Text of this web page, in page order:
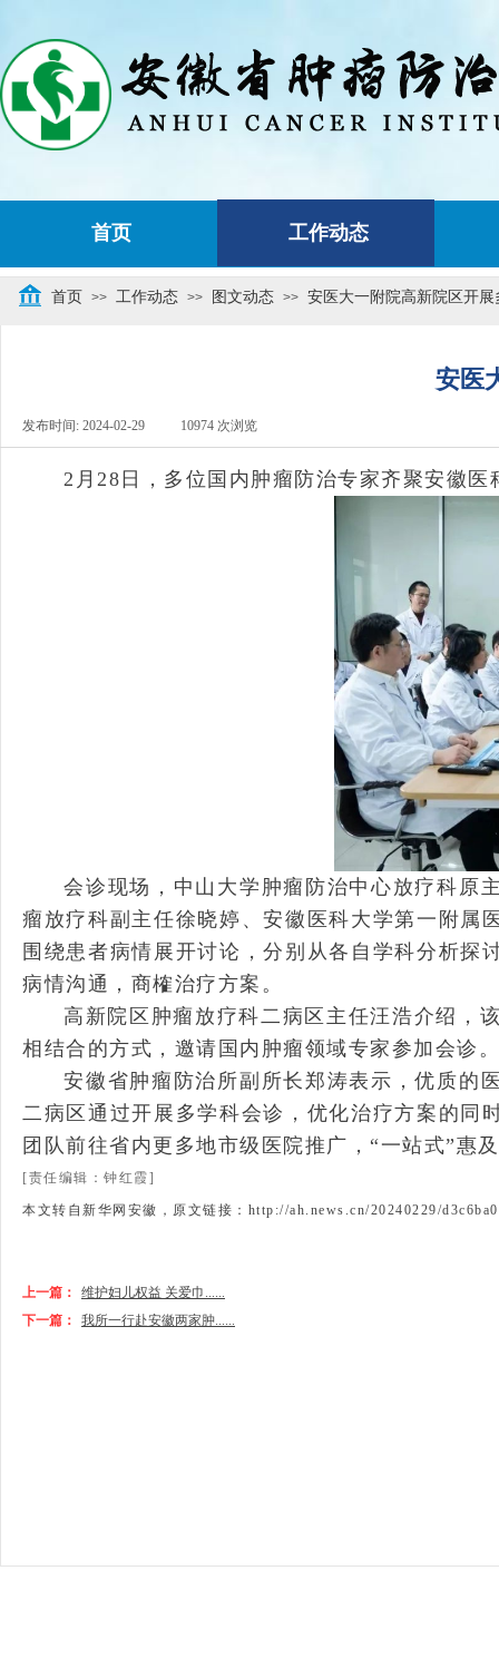
首页 工作动态
首页 >> 工作动态 >> 图文动态 >> 安医大一附院高新院区开
安医
发布时间: 2024-02-29 10974 次浏览
2月28日，多位国内肿瘤防治专家齐聚安徽
会诊现场，中山大学肿瘤防治中心放疗科原
瘤放疗科副主任徐晓婷、安徽医科大学第一附属
围绕患者病情展开讨论，分别从各自学科分析
病情沟通，商榷治疗方案。
高新院区肿瘤放疗科二病区主任汪浩介绍，
相结合的方式，邀请国内肿瘤领域专家参加会诊
安徽省肿瘤防治所副所长郑涛表示，优质的
二病区通过开展多学科会诊，优化治疗方案的同
团队前往省内更多地市级医院推广，“一站式
[责任编辑：钟红霞]
本文转自新华网安徽，原文链接：http://ah.news.cn/20240229/
上一篇：
维护妇儿权益 关爱巾......
下一篇：
我所一行赴安徽两家肿......